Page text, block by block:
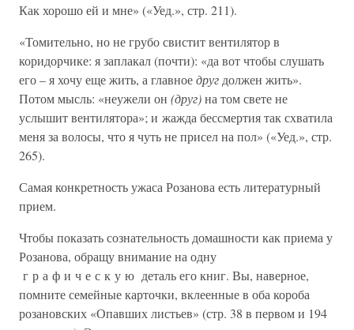
Как хорошо ей и мне» («Уед.», стр. 211).
«Томительно, но не грубо свистит вентилятор в
коридорчике: я заплакал (почти): «да вот чтобы слушать
его – я хочу еще жить, а главноедруг должен жить».
Потом мысль: «неужели он (друг)на том свете не
услышит вентилятора»; и жажда бессмертия так схватила
меня за волосы, что я чуть не присел на пол» («Уед.», стр.
265).
Самая конкретность ужаса Розанова есть литературный
прием.
Чтобы показать сознательность домашности как приема у
Розанова, обращу внимание на одну
г р а ф и ч е с к у ю деталь его книг. Вы, наверное,
помните семейные карточки, вклеенные в оба короба
розановских «Опавших листьев» (стр. 38 в первом и 194